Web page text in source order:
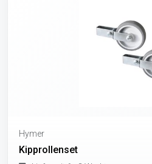
Hymer
Kipprollenset